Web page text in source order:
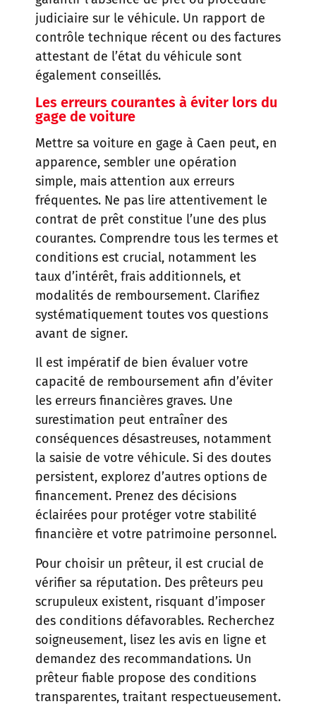
judiciaire sur le véhicule. Un rapport de
contrôle technique récent ou des factures
attestant de l’état du véhicule sont
également conseillés.
Les erreurs courantes à éviter lors du
gage de voiture
Mettre sa voiture en gage à Caen peut, en
apparence, sembler une opération
simple, mais attention aux erreurs
fréquentes. Ne pas lire attentivement le
contrat de prêt constitue l’une des plus
courantes. Comprendre tous les termes et
conditions est crucial, notamment les
taux d’intérêt, frais additionnels, et
modalités de remboursement. Clarifiez
systématiquement toutes vos questions
avant de signer.
Il est impératif de bien évaluer votre
capacité de remboursement afin d’éviter
les erreurs financières graves. Une
surestimation peut entraîner des
conséquences désastreuses, notamment
la saisie de votre véhicule. Si des doutes
persistent, explorez d’autres options de
financement. Prenez des décisions
éclairées pour protéger votre stabilité
financière et votre patrimoine personnel.
Pour choisir un prêteur, il est crucial de
vérifier sa réputation. Des prêteurs peu
scrupuleux existent, risquant d’imposer
des conditions défavorables. Recherchez
soigneusement, lisez les avis en ligne et
demandez des recommandations. Un
prêteur fiable propose des conditions
transparentes, traitant respectueusement.